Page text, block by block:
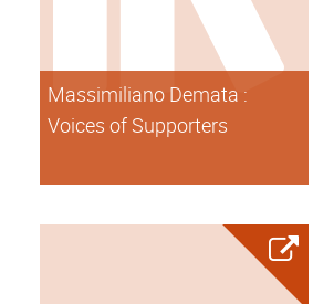
Massimiliano Demata :
Voices of Supporters